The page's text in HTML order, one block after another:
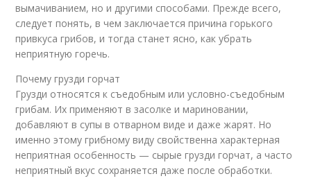
вымачиванием, но и другими способами. Прежде всего,
следует понять, в чем заключается причина горького
привкуса грибов, и тогда станет ясно, как убрать
неприятную горечь.
Почему грузди горчат
Грузди относятся к съедобным или условно-съедобным
грибам. Их применяют в засолке и мариновании,
добавляют в супы в отварном виде и даже жарят. Но
именно этому грибному виду свойственна характерная
неприятная особенность — сырые грузди горчат, а часто
неприятный вкус сохраняется даже после обработки.